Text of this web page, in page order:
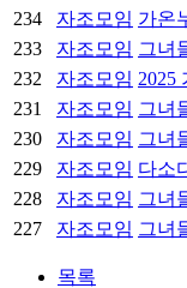
234
자조모임 가온
233
자조모임 그녀
232
자조모임 2025
231
자조모임 그녀
230
자조모임 그녀
229
자조모임 다소
228
자조모임 그녀
227
자조모임 그녀
목록